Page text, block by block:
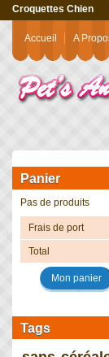
Croquettes Chien
Accueil A
Panier
Pas de produits
Frais de port
Total
Mon panier
Tags